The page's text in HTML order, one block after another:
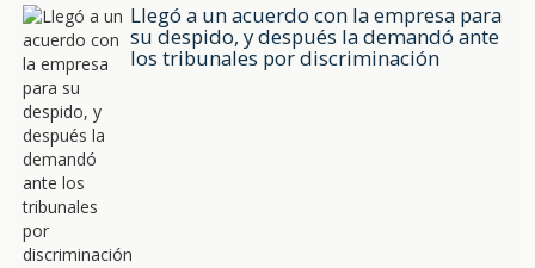
Llegó a un acuerdo con la empresa para
su despido, y después la demandó ante
los tribunales por discriminación